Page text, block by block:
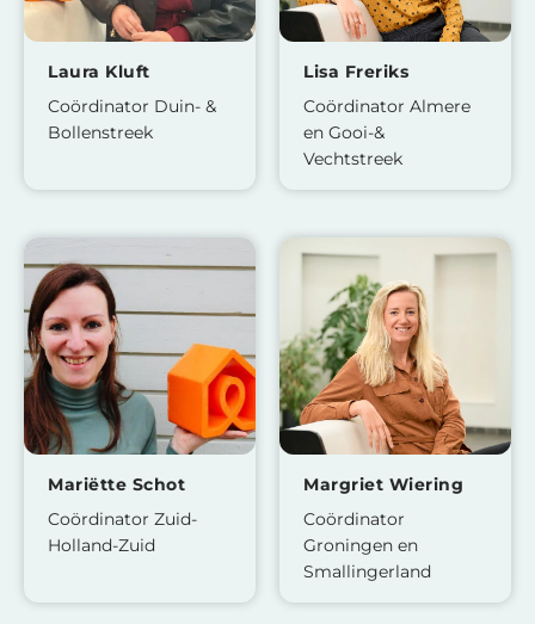
Laura Kluft
Coördinator Duin- &
Bollenstreek
Lisa Freriks
Coördinator Almere
en Gooi-&
Vechtstreek
Mariëtte Schot
Coördinator Zuid-
Holland-Zuid
Margriet Wiering
Coördinator
Groningen en
Smallingerland